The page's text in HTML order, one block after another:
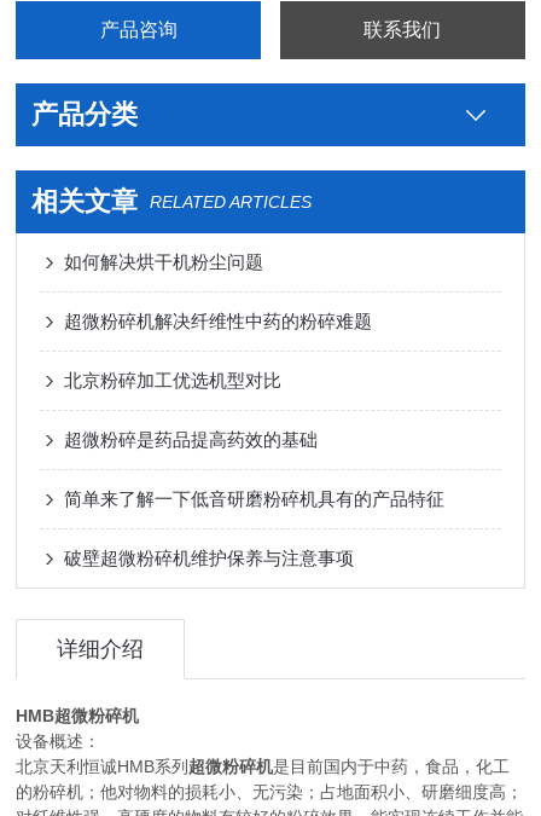
产品咨询 联系我们
产品分类
相关文章 RELATED ARTICLES
如何解决烘干机粉尘问题
超微粉碎机解决纤维性中药的粉碎难题
北京粉碎加工优选机型对比
超微粉碎是药品提高药效的基础
简单来了解一下低音研磨粉碎机具有的产品特征
破壁超微粉碎机维护保养与注意事项
详细介绍
HMB超微粉碎机
设备概述：
北京天利恒诚HMB系列 超微粉碎机是目前国内于中药，食品，化工
的粉碎机；他对物料的损耗小、无污染；占地面积小、研磨细度高；